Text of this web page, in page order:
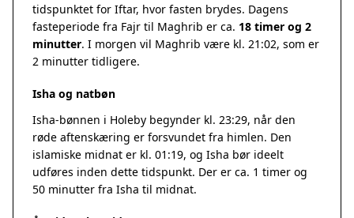
tidspunktet for Iftar, hvor fasten brydes. Dagens
fasteperiode fra Fajr til Maghrib er ca. 18 timer og 2
minutter. I morgen vil Maghrib være kl. 21:02, som er
2 minutter tidligere.
Isha og natbøn
Isha-bønnen i Holeby begynder kl. 23:29, når den
røde aftenskæring er forsvundet fra himlen. Den
islamiske midnat er kl. 01:19, og Isha bør ideelt
udføres inden dette tidspunkt. Der er ca. 1 timer og
50 minutter fra Isha til midnat.